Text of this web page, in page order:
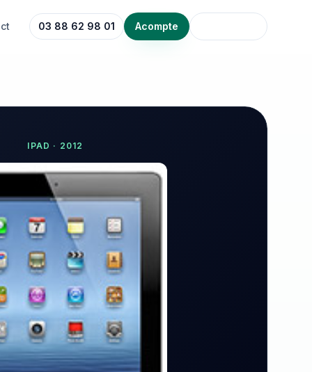
03 88 62 98 01 Acompte
IPAD · 2012